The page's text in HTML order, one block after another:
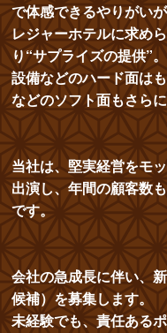
で体感できるやりがいが
レジャーホテルに求め
り“サプライズの提供”。
設備などのハード面は
などのソフト面もさら
当社は、堅実経営をモ
出演し、年間の顧客数
です。
会社の急成長に伴い、
候補）を募集します。
未経験でも、責任ある